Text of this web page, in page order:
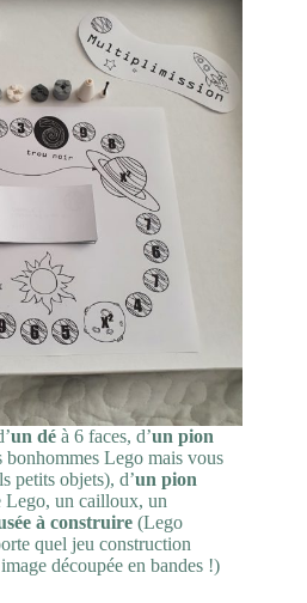
un dé à 6 faces, d’un pion
bonhommes Lego mais vous
petits objets), d’un pion
Lego, un cailloux, un
à construire (Lego
quel jeu construction
découpée en bandes !)